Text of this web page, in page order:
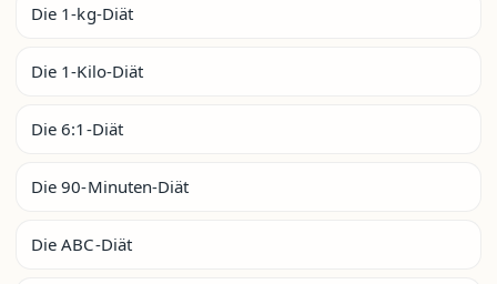
Die 1-kg-Diät
Die 1-Kilo-Diät
Die 6:1-Diät
Die 90-Minuten-Diät
Die ABC-Diät